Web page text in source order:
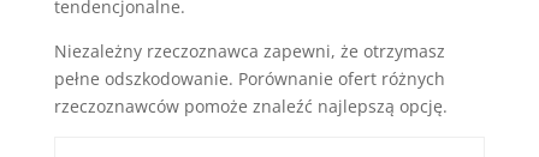
tendencjonalne.
Niezależny rzeczoznawca zapewni, że otrzymasz
pełne odszkodowanie. Porównanie ofert różnych
rzeczoznawców pomoże znaleźć najlepszą opcję.